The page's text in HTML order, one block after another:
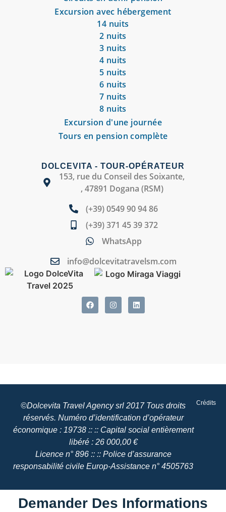
Excursion avec hébergement
14 nuits
2 nuits
3 nuits
4 nuits
5 nuits
6 nuits
7 nuits
8 nuits
Excursion d'une journée
Tours en pension complète
DOLCEVITA - TOUR-OPÉRATEUR
153, rue du Conseil des Soixante,
, 47891 Dogana (RSM)
(+39) 0549 90 94 86
(+39) 371 45 39 372
WhatsApp
info@dolcevitatravelsm.com
©Dolcevita Travel Agency srl 2017 Tous droits
réservés. Numéro d’identification d’opérateur
économique : 19738 :: :: Capital social entièrement
libéré : 26 000,00 €
Licence n° 896 :: :: Police d’assurance
responsabilité civile Europ-Assistance n° 4505763
Crédits
Demander Des Informations